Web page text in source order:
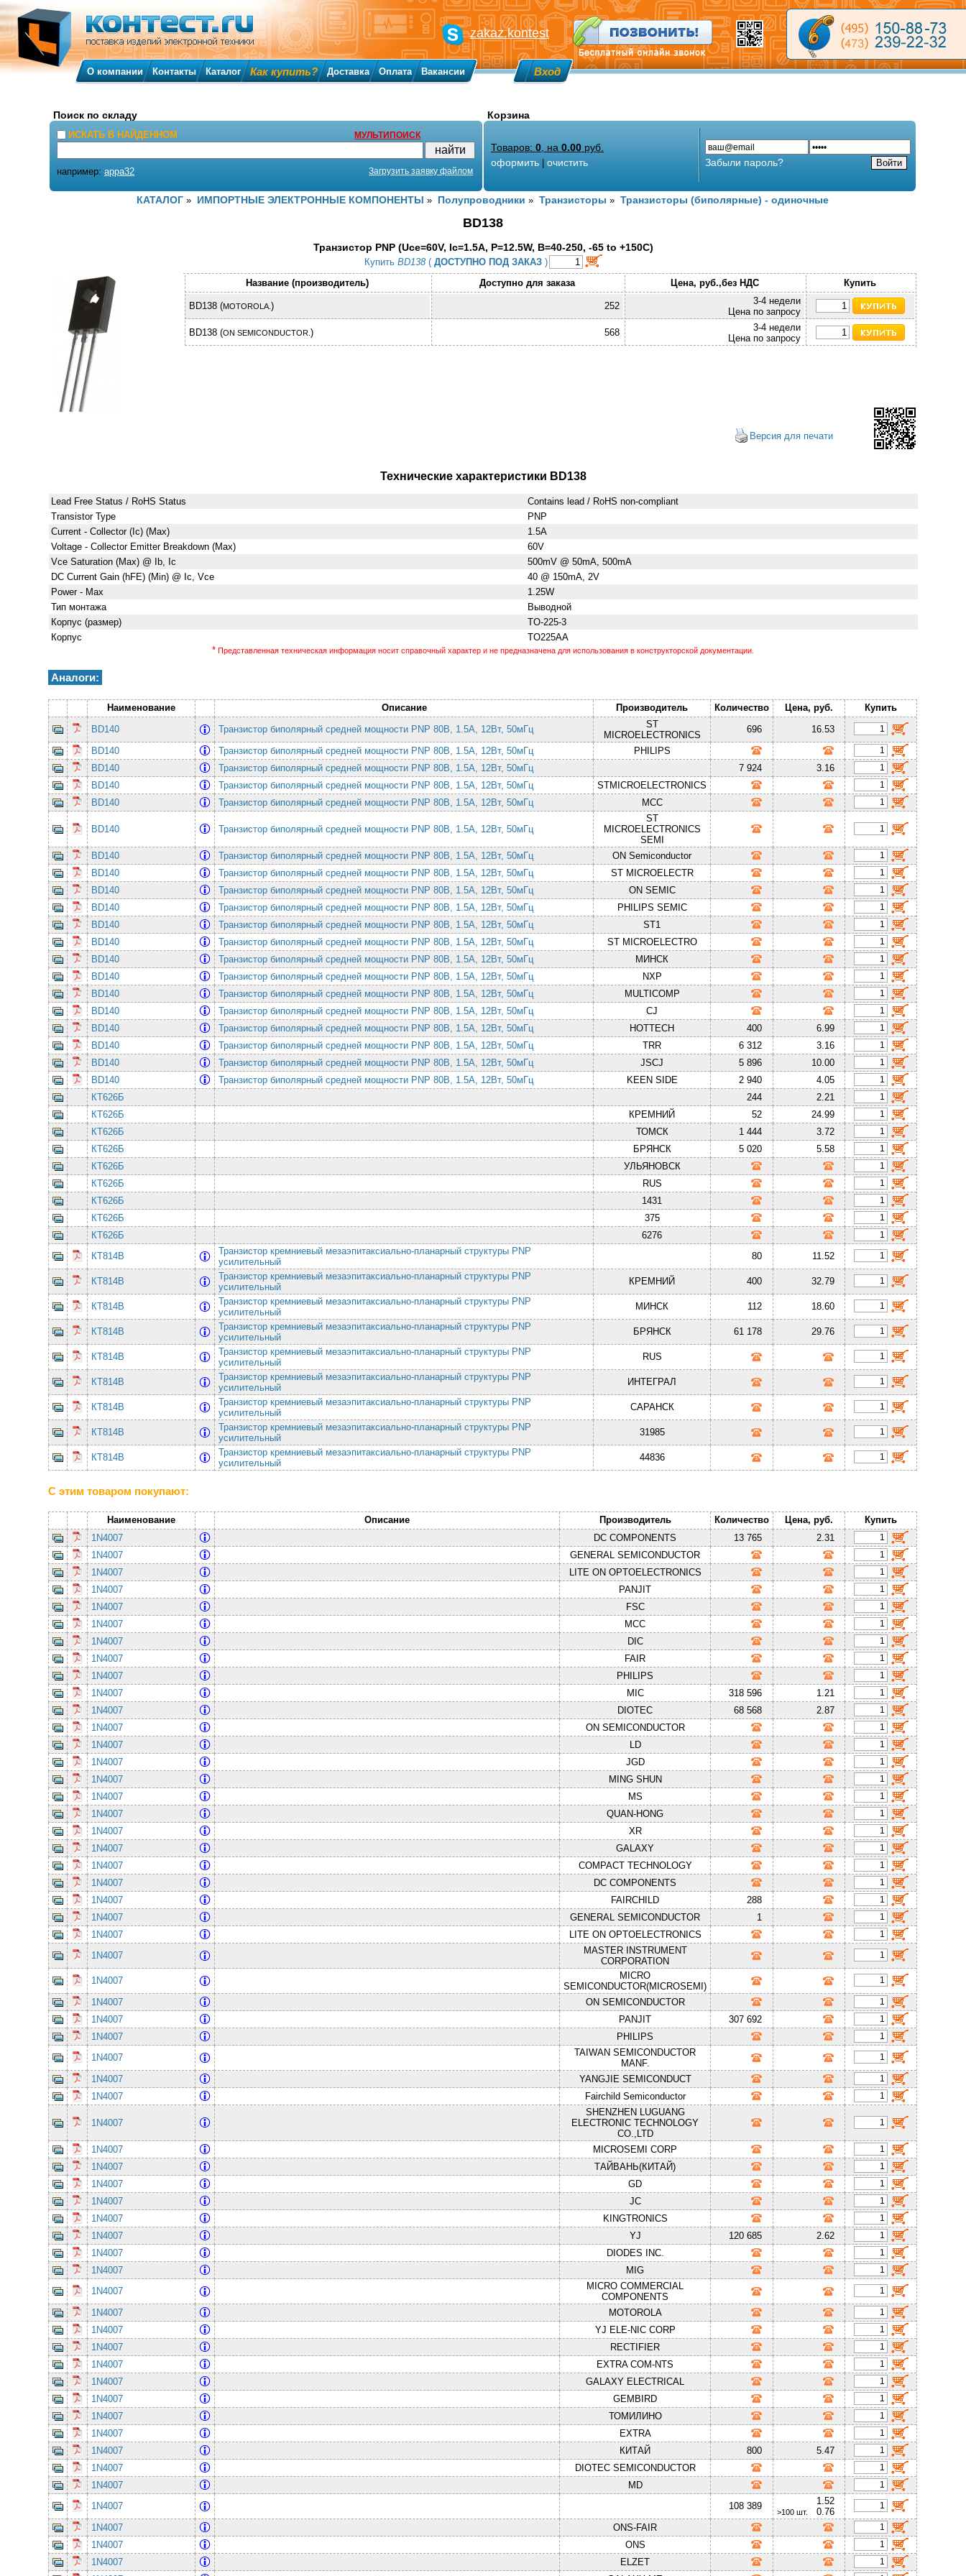
BD138
Транзистор PNP (Uce=60V, Ic=1.5A, P=12.5W, B=40-250, -65 to +150C)
Купить BD138(ДОСТУПНО ПОД ЗАКАЗ )
Название (производитель)
Доступно для заказа Цена, руб.,без НДС Купить
BD138 (MOTOROLA. ) 252
3-4 недели
Цена по запросу
BD138 (ON SEMICONDUCTOR. ) 568
3-4 недели
Цена по запросу
Версия для печати
Технические характеристики BD138
Lead Free Status / RoHS Status
Contains lead / RoHS non-compliant
Transistor Type
PNP
Current - Collector (Ic) (Max)
1.5A
Voltage - Collector Emitter Breakdown (Max)
60V
Vce Saturation (Max) @ Ib, Ic
500mV @ 50mA, 500mA
DC Current Gain (hFE) (Min) @ Ic, Vce
40 @ 150mA, 2V
Power - Max
1.25W
Тип монтажа
Выводной
Корпус (размер)
TO-225-3
Корпус
TO225AA
* Представленная техническая информация носит справочный характер и не предназначена для использования в конструкторской документации.
КАТАЛОГ » ИМПОРТНЫЕ ЭЛЕКТРОННЫЕ КОМПОНЕНТЫ » Полупроводники »Транзисторы »Транзисторы (биполярные) - одиночные
Аналоги:
Наименование Описание Производитель Количество Цена, руб.
Купить
BD140
Транзистор биполярный средней мощности PNP 80В, 1.5A, 12Вт, 50мГц
ST
MICROELECTRONICS
696
16.53
BD140
Транзистор биполярный средней мощности PNP 80В, 1.5A, 12Вт, 50мГц
PHILIPS
BD140
Транзистор биполярный средней мощности PNP 80В, 1.5A, 12Вт, 50мГц 7 924
3.16
BD140
Транзистор биполярный средней мощности PNP 80В, 1.5A, 12Вт, 50мГц
STMICROELECTRONICS
BD140
Транзистор биполярный средней мощности PNP 80В, 1.5A, 12Вт, 50мГц MCC
BD140 Транзистор биполярный средней мощности PNP 80В, 1.5A, 12Вт, 50мГц
ST
MICROELECTRONICS
SEMI
BD140
Транзистор биполярный средней мощности PNP 80В, 1.5A, 12Вт, 50мГц
ON Semiconductor
BD140
Транзистор биполярный средней мощности PNP 80В, 1.5A, 12Вт, 50мГц
ST MICROELECTR
BD140
Транзистор биполярный средней мощности PNP 80В, 1.5A, 12Вт, 50мГц
ON SEMIC
BD140
Транзистор биполярный средней мощности PNP 80В, 1.5A, 12Вт, 50мГц
PHILIPS SEMIC
BD140
Транзистор биполярный средней мощности PNP 80В, 1.5A, 12Вт, 50мГц
ST1
BD140
Транзистор биполярный средней мощности PNP 80В, 1.5A, 12Вт, 50мГц
ST MICROELECTRO
BD140
Транзистор биполярный средней мощности PNP 80В, 1.5A, 12Вт, 50мГц
МИНСК
BD140
Транзистор биполярный средней мощности PNP 80В, 1.5A, 12Вт, 50мГц
NXP
BD140
Транзистор биполярный средней мощности PNP 80В, 1.5A, 12Вт, 50мГц
MULTICOMP
BD140
Транзистор биполярный средней мощности PNP 80В, 1.5A, 12Вт, 50мГц
CJ
BD140
Транзистор биполярный средней мощности PNP 80В, 1.5A, 12Вт, 50мГц HOTTECH 400
6.99
BD140
Транзистор биполярный средней мощности PNP 80В, 1.5A, 12Вт, 50мГц TRR 6 312
3.16
BD140
Транзистор биполярный средней мощности PNP 80В, 1.5A, 12Вт, 50мГц JSCJ 5 896
10.00
BD140
Транзистор биполярный средней мощности PNP 80В, 1.5A, 12Вт, 50мГц KEEN SIDE 2 940
4.05
КТ626Б
244
2.21
КТ626Б
КРЕМНИЙ 52
24.99
КТ626Б
ТОМСК 1 444
3.72
КТ626Б
БРЯНСК 5 020
5.58
КТ626Б
УЛЬЯНОВСК
КТ626Б
RUS
КТ626Б
1431
КТ626Б
375
КТ626Б
6276
КТ814В
Транзистор кремниевый мезаэпитаксиально-планарный структуры PNP
усилительный
80 11.52
КТ814В
Транзистор кремниевый мезаэпитаксиально-планарный структуры PNP
усилительный
КРЕМНИЙ 400 32.79
КТ814В
Транзистор кремниевый мезаэпитаксиально-планарный структуры PNP
усилительный
МИНСК 112 18.60
КТ814В
Транзистор кремниевый мезаэпитаксиально-планарный структуры PNP
усилительный
БРЯНСК 61 178 29.76
КТ814В
Транзистор кремниевый мезаэпитаксиально-планарный структуры PNP
усилительный
RUS
КТ814В
Транзистор кремниевый мезаэпитаксиально-планарный структуры PNP
усилительный
ИНТЕГРАЛ
КТ814В
Транзистор кремниевый мезаэпитаксиально-планарный структуры PNP
усилительный
САРАНСК
КТ814В
Транзистор кремниевый мезаэпитаксиально-планарный структуры PNP
усилительный
31985
КТ814В
Транзистор кремниевый мезаэпитаксиально-планарный структуры PNP
усилительный
44836
С этим товаром покупают:
Наименование Описание Производитель Количество Цена, руб.
Купить
1N4007
DC COMPONENTS 13 765
2.31
1N4007
GENERAL SEMICONDUCTOR
1N4007
LITE ON OPTOELECTRONICS
1N4007
PANJIT
1N4007
FSC
1N4007
MCC
1N4007
DIC
1N4007
FAIR
1N4007
PHILIPS
1N4007
MIC 318 596
1.21
1N4007
DIOTEC 68 568
2.87
1N4007
ON SEMICONDUCTOR
1N4007
LD
1N4007
JGD
1N4007
MING SHUN
1N4007
MS
1N4007
QUAN-HONG
1N4007
XR
1N4007
GALAXY
1N4007
COMPACT TECHNOLOGY
1N4007
DC COMPONENTS
1N4007
FAIRCHILD
288
1N4007
GENERAL SEMICONDUCTOR
1
1N4007
LITE ON OPTOELECTRONICS
1N4007
MASTER INSTRUMENT
CORPORATION
1N4007
MICRO
SEMICONDUCTOR(MICROSEMI)
1N4007
ON SEMICONDUCTOR
1N4007
PANJIT
307 692
1N4007
PHILIPS
1N4007
TAIWAN SEMICONDUCTOR
MANF.
1N4007
YANGJIE SEMICONDUCT
1N4007
Fairchild Semiconductor
1N4007
SHENZHEN LUGUANG
ELECTRONIC TECHNOLOGY
CO.,LTD
1N4007
MICROSEMI CORP
1N4007
ТАЙВАНЬ(КИТАЙ)
1N4007
GD
1N4007
JC
1N4007
KINGTRONICS
1N4007
YJ 120 685
2.62
1N4007
DIODES INC.
1N4007
MIG
1N4007
MICRO COMMERCIAL
COMPONENTS
1N4007
MOTOROLA
1N4007
YJ ELE-NIC CORP
1N4007
RECTIFIER
1N4007
EXTRA COM-NTS
1N4007
GALAXY ELECTRICAL
1N4007
GEMBIRD
1N4007
ТОМИЛИНО
1N4007
EXTRA
1N4007
КИТАЙ 800
5.47
1N4007
DIOTEC SEMICONDUCTOR
1N4007
MD
1N4007
108 389 1.52
>100 шт.
0.76
1N4007
ONS-FAIR
1N4007
ONS
1N4007
ELZET
zakaz.kontest
О компании Контакты Каталог Как купить? Доставка Оплата Вакансии Вход
Поиск по складу
ИСКАТЬ В НАЙДЕННОМ МУЛЬТИПОИСК
например:appa32 Загрузить заявку файлом
Корзина
Товаров:0 , на0.00 руб.
оформить |очистить Забыли пароль?